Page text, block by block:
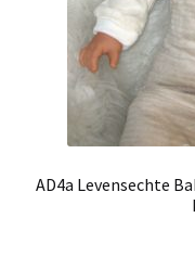
AD4a Levensechte